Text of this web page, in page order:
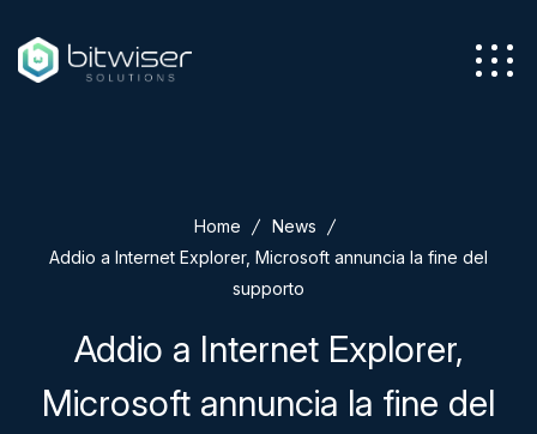
Home
News
Addio a Internet Explorer, Microsoft annuncia la fine del
supporto
Addio a Internet Explorer,
Microsoft annuncia la fine del